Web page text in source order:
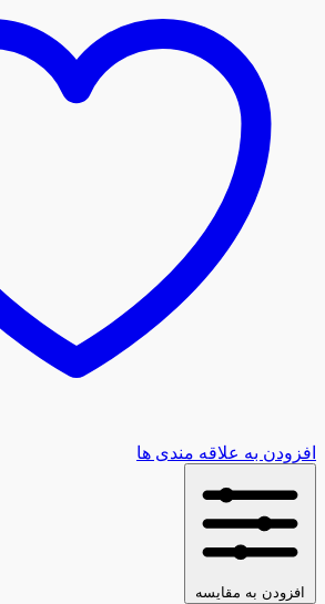
افزودن به علاقه مندی ها
افزودن به مقایسه